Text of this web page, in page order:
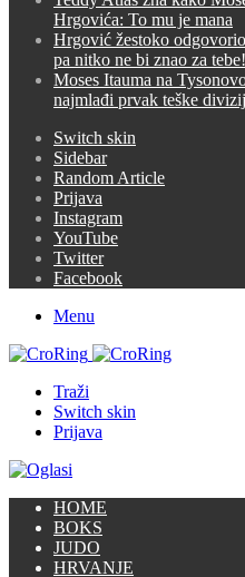
Hrgovića: To mu je mana
Hrgović žestoko
pa nitko ne bi znao za tebe!
Moses Itauma na
najmlađi prvak teške
Switch skin
Sidebar
Random Article
Prijava
Instagram
YouTube
Twitter
Facebook
Menu
Traži
Switch skin
Prijava
HOME
BOKS
JUDO
HRVANJE